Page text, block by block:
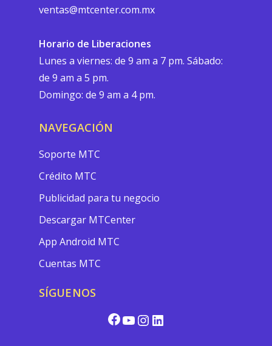
ventas@mtcenter.com.mx
Horario de Liberaciones
Lunes a viernes: de 9 am a 7 pm. Sábado:
de 9 am a 5 pm.
Domingo: de 9 am a 4 pm.
NAVEGACIÓN
Soporte MTC
Crédito MTC
Publicidad para tu negocio
Descargar MTCenter
App Android MTC
Cuentas MTC
SÍGUENOS
Facebook
YouTube
Instagram